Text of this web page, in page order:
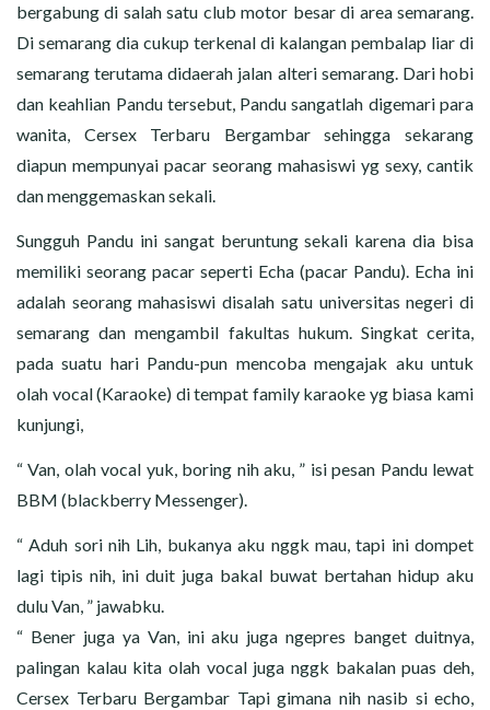
bergabung di salah satu club motor besar di area semarang.
Di semarang dia cukup terkenal di kalangan pembalap liar di
semarang terutama didaerah jalan alteri semarang. Dari hobi
dan keahlian Pandu tersebut, Pandu sangatlah digemari para
wanita, Cersex Terbaru Bergambar sehingga sekarang
diapun mempunyai pacar seorang mahasiswi yg sexy, cantik
dan menggemaskan sekali.
Sungguh Pandu ini sangat beruntung sekali karena dia bisa
memiliki seorang pacar seperti Echa (pacar Pandu). Echa ini
adalah seorang mahasiswi disalah satu universitas negeri di
semarang dan mengambil fakultas hukum. Singkat cerita,
pada suatu hari Pandu-pun mencoba mengajak aku untuk
olah vocal (Karaoke) di tempat family karaoke yg biasa kami
kunjungi,
“ Van, olah vocal yuk, boring nih aku, ” isi pesan Pandu lewat
BBM (blackberry Messenger).
“ Aduh sori nih Lih, bukanya aku nggk mau, tapi ini dompet
lagi tipis nih, ini duit juga bakal buwat bertahan hidup aku
dulu Van, ” jawabku.
“ Bener juga ya Van, ini aku juga ngepres banget duitnya,
palingan kalau kita olah vocal juga nggk bakalan puas deh,
Cersex Terbaru Bergambar Tapi gimana nih nasib si echo,